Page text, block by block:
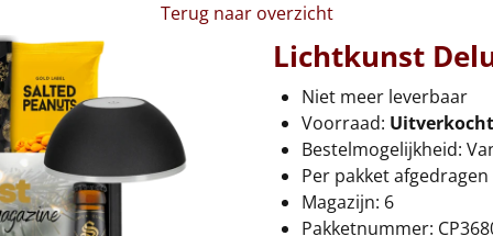
Terug naar overzicht
Lichtkunst
Niet meer leverbaar
Voorraad: Uitverkocht
Bestelmogelijkheid:
Per pakket
Magazijn: 6
Pakketnummer: